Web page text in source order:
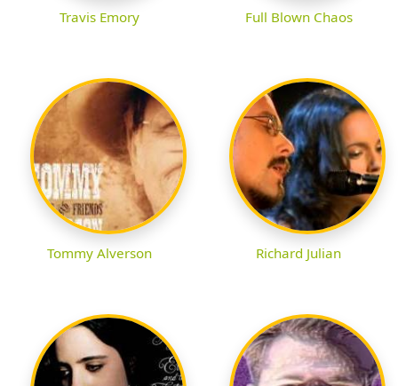
Travis Emory Full Blown Chaos
Tommy Alverson Richard Julian